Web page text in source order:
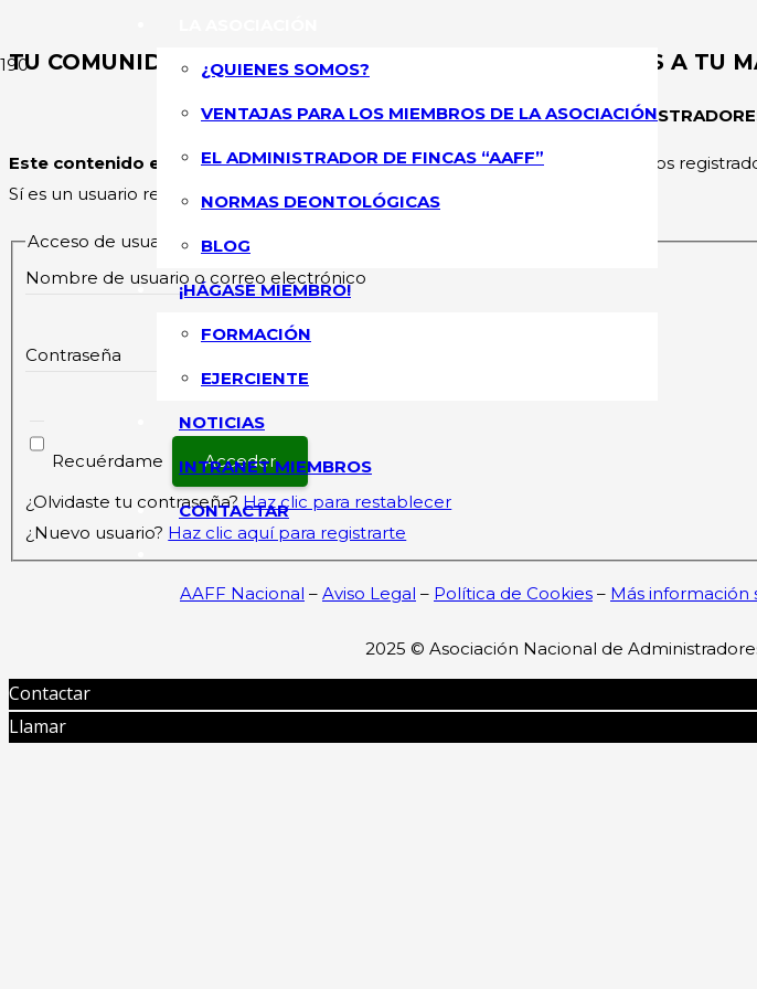
¿QUIENES SOMOS?
VENTAJAS PARA LOS MIEMBROS DE LA ASOCIACIÓN
EL ADMINISTRADOR DE FINCAS “AAFF”
NORMAS DEONTOLÓGICAS
BLOG
¡HÁGASE MIEMBRO!
FORMACIÓN
EJERCIENTE
NOTICIAS
INTRANET MIEMBROS
CONTACTAR
TU COMUNIDAD DE VECINOS YA PUEDE PONER LÍMITES A TU
ASOCIACIÓN NACIONAL DE
Este contenido esta restringidoy su acceso solo está permitido a los usuarios
Sí es un usuario registrado, por favor inicie sesión.
Acceso de usuarios existentes
Nombre de usuario o correo electrónico
Contraseña
Recuérdame
¿Olvidaste tu contraseña? Haz clic para restablecer
¿Nuevo usuario? Haz clic aquí para registrarte
AAFF Nacional – Aviso Legal – Política de Cookies – Más información
2025 © Asociación Nacional de
Contactar
Llamar